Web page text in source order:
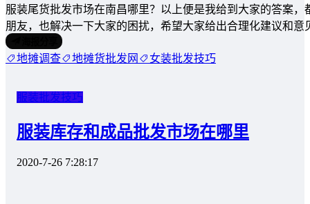
服装尾货批发市场在南昌哪里？以上便是我给到大家的答案
朋友，也解决一下大家的困扰，希望大家给出合理化建议和意
地摊调查 地摊货批发网 女装批发技巧
服装批发技巧
服装库存和成品批发市场在哪里
2020-7-26 7:28:17